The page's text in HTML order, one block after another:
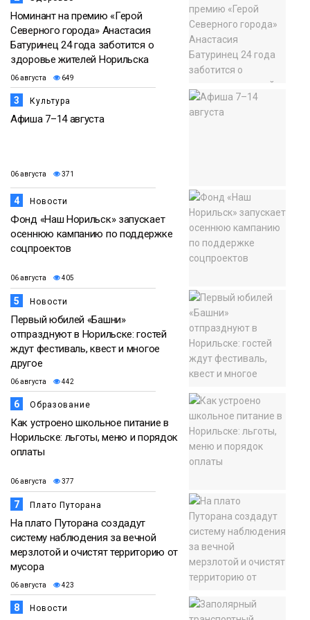
Номинант на премию «Герой
Северного города» Анастасия
Батуринец 24 года заботится о
здоровье жителей Норильска
06 августа 649
3 Культура
Афиша 7–14 августа
06 августа 371
4 Новости
Фонд «Наш Норильск» запускает
осеннюю кампанию по поддержке
соцпроектов
06 августа 405
5 Новости
Первый юбилей «Башни»
отпразднуют в Норильске: гостей
ждут фестиваль, квест и многое
другое
06 августа 442
6 Образование
Как устроено школьное питание в
Норильске: льготы, меню и порядок
оплаты
06 августа 377
7 Плато Путорана
На плато Путорана создадут
систему наблюдения за вечной
мерзлотой и очистят территорию от
мусора
06 августа 423
8 Новости